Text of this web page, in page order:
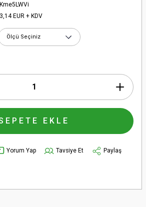
Kme5LWVi
3,14 EUR + KDV
EKLE
Yorum Yap Tavsiye Et
Paylaş